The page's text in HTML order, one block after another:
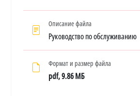
Описание файла
Руководство по обслуживанию
Формат и размер файла
pdf, 9.86 МБ